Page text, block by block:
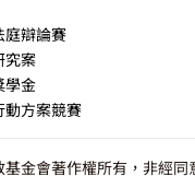
庭辯論賽
究案
學金
動方案競賽
金會著作權所有，非經同